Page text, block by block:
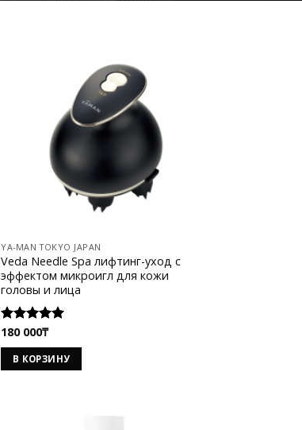
YA-MAN TOKYO JAPAN
Veda Needle Spa лифтинг-уход с
эффектом микроигл для кожи
головы и лица
Оценка
5.00из 5
180 000₸
В КОРЗИНУ